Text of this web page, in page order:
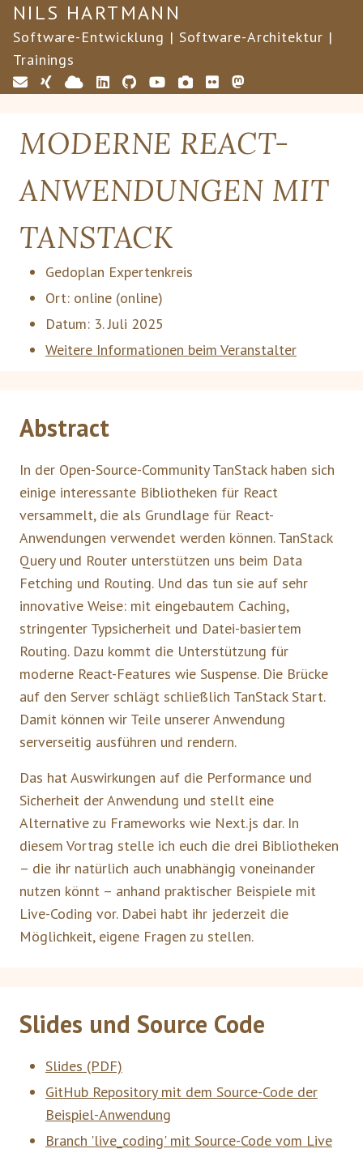
NILS HARTMANN
Software-Entwicklung | Software-Architektur |
Trainings
MODERNE REACT-
ANWENDUNGEN MIT
TANSTACK
Gedoplan Expertenkreis
Ort: online (online)
Datum: 3. Juli 2025
Weitere Informationen beim Veranstalter
Abstract
In der Open-Source-Community TanStack haben sich
einige interessante Bibliotheken für React
versammelt, die als Grundlage für React-
Anwendungen verwendet werden können. TanStack
Query und Router unterstützen uns beim Data
Fetching und Routing. Und das tun sie auf sehr
innovative Weise: mit eingebautem Caching,
stringenter Typsicherheit und Datei-basiertem
Routing. Dazu kommt die Unterstützung für
moderne React-Features wie Suspense. Die Brücke
auf den Server schlägt schließlich TanStack Start.
Damit können wir Teile unserer Anwendung
serverseitig ausführen und rendern.
Das hat Auswirkungen auf die Performance und
Sicherheit der Anwendung und stellt eine
Alternative zu Frameworks wie Next.js dar. In
diesem Vortrag stelle ich euch die drei Bibliotheken
– die ihr natürlich auch unabhängig voneinander
nutzen könnt – anhand praktischer Beispiele mit
Live-Coding vor. Dabei habt ihr jederzeit die
Möglichkeit, eigene Fragen zu stellen.
Slides und Source Code
Slides (PDF)
GitHub Repository mit dem Source-Code der
Beispiel-Anwendung
Branch 'live_coding' mit Source-Code vom Live